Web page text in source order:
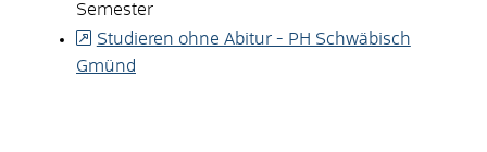
Semester
Studieren ohne Abitur - PH Schwäbisch
Gmünd